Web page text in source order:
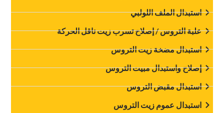
‏استبدال الملف اللولبي‏
‏علبة التروس / إصلاح تسرب زيت ناقل الحركة‏
‏استبدال مضخة زيت التروس‏
‏إصلاح واستبدال مبيت التروس‏
‏استبدال مقبض التروس‏
‏استبدال عموم زيت التروس‏